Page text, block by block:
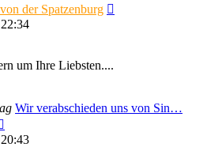
der Spatzenburg
um Ihre Liebsten....
Wir verabschieden uns von Sin…
Beitrag